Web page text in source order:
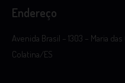
Endereço
Avenida Brasil – 1303 – Maria das
Colatina/ES